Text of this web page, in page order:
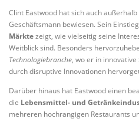
Clint Eastwood hat sich auch
Geschäftsmann bewiesen. Sein
Märktezeigt, wie vielseitig seine
Weitblick sind. Besonders
Technologiebranche, wo er in
durch disruptive Innovationen
Darüber hinaus hat Eastwood einen
die Lebensmittel- und
mehreren hochrangigen Restaurants